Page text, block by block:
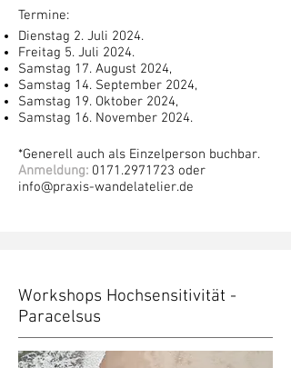
Termine:
Dienstag 2. Juli 2024.
Freitag 5. Juli 2024.
Samstag 17. August 2024,
Samstag 14. September 2024,
Samstag 19. Oktober 2024,
Samstag 16. November 2024.
*Generell auch als Einzelperson buchbar.
Anmeldung: 0171.2971723 oder
info@praxis-wandelatelier.de
Workshops Hochsensitivität -
Paracelsus